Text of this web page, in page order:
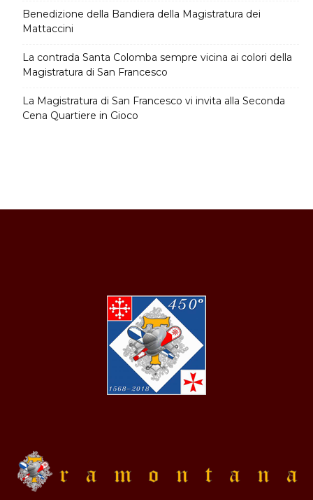
Benedizione della Bandiera della Magistratura dei
Mattaccini
La contrada Santa Colomba sempre vicina ai colori della
Magistratura di San Francesco
La Magistratura di San Francesco vi invita alla Seconda
Cena Quartiere in Gioco